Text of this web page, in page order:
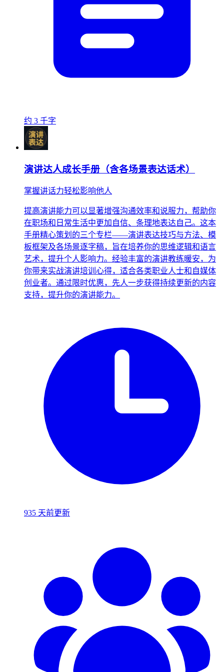
约 3 千字
演讲达人成长手册（含各场景表达话术）
掌握讲话力轻松影响他人
提高演讲能力可以显著增强沟通效率和说服力，帮助你
在职场和日常生活中更加自信、条理地表达自己。这本
手册精心策划的三个专栏——演讲表达技巧与方法、模
板框架及各场景逐字稿，旨在培养你的思维逻辑和语言
艺术，提升个人影响力。经验丰富的演讲教练暖安，为
你带来实战演讲培训心得，适合各类职业人士和自媒体
创业者。通过限时优惠，先人一步获得持续更新的内容
支持，提升你的演讲能力。
935 天前更新